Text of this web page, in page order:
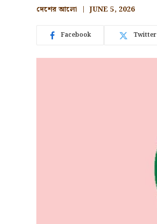
দেশের আলো JUNE 5, 2026
Facebook Twitter